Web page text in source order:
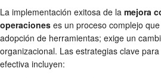
La implementación exitosa de la mejora
operaciones es un proceso complejo
adopción de herramientas; exige un
organizacional. Las estrategias clave
efectiva incluyen: